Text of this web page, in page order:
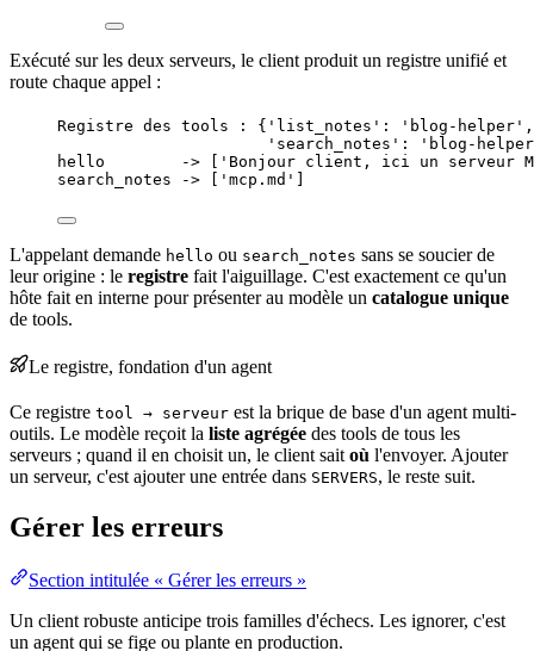
Exécuté sur les deux serveurs, le client produit un registre unifié et
route chaque appel :
Registre des tools : {'list_notes': 'blog-
'search_notes': 'blog-
hello        -> ['Bonjour client, ici un serveur
search_notes -> ['mcp.md']
L'appelant demande hello ou search_notes sans se soucier de
leurorigine : le registre fait l'aiguillage. C'est exactement ce qu'un
hôte fait en interne pour présenter au modèle un catalogue unique
de tools.
Le registre, fondation d'un agent
Ce registre tool → serveur est la brique de base d'un agent multi-
outils. Le modèle reçoit la liste agrégée des tools de tous les
serveurs ; quand il en choisit un, le client sait où l'envoyer. Ajouter
un serveur, c'est ajouter une entrée dans SERVERS, le reste suit.
Gérer les erreurs
Section intitulée « Gérer les erreurs »
Un client robuste anticipe trois familles d'échecs. Les ignorer, c'est
un agent qui se fige ou plante en production.